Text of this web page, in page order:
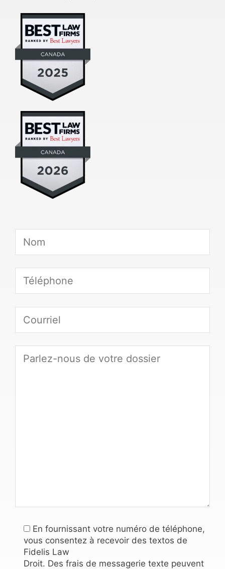
En fournissant votre numéro de téléphone,
vous consentez à recevoir des textos de
Fidelis Law
Droit. Des frais de messagerie texte peuvent